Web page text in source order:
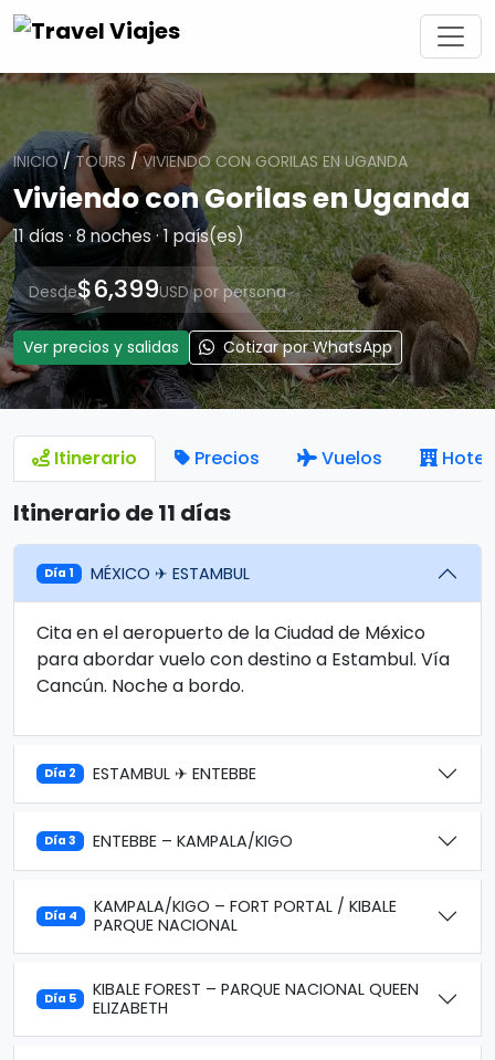
INICIO/TOURS /VIVIENDO CON GORILAS EN UGANDA
Viviendo con Gorilas en Uganda
11 días · 8 noches · 1 país(es)
Desde$6,399USD por persona
Ver precios y salidas Cotizar por WhatsApp
Itinerario Precios Vuelos
Itinerario de 11 días
Día 1 MÉXICO ✈ ESTAMBUL
Cita en el aeropuerto de la Ciudad de México
para abordar vuelo con destino a Estambul. Vía
Cancún. Noche a bordo.
Día 2 ESTAMBUL ✈ ENTEBBE
Día 3 ENTEBBE – KAMPALA/KIGO
Día 4
KAMPALA/KIGO – FORT PORTAL / KIBALE
PARQUE NACIONAL
Día 5
KIBALE FOREST – PARQUE NACIONAL QUEEN
ELIZABETH